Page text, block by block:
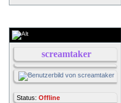
screamtaker
Status: Offline